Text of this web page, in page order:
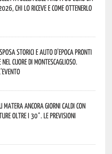
chi lo riceve e come ottenerlo
storici e auto d’epoca pronti
cuore di Montescaglioso.
Matera ancora giorni caldi con
oltre i 30°. Le previsioni